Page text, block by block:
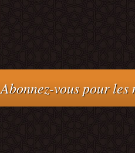
Abonnez-vous pour